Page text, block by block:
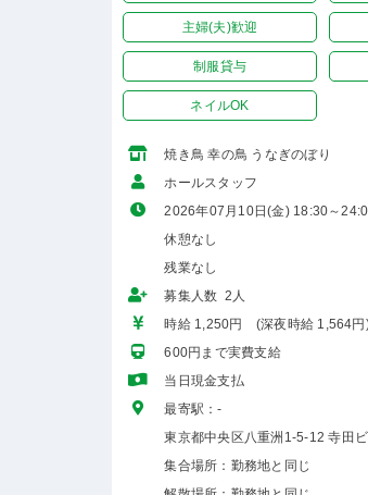
主婦(夫)歓迎
制服貸与
ネイルOK
焼き鳥 幸の鳥 うなぎのぼり
ホールスタッフ
2026年07月10日(金) 18:30～
休憩なし
残業なし
募集人数 2人
時給 1,250円 (深夜時給 1,564円
600円まで実費支給
当日現金支払
最寄駅：-
東京都中央区八重洲1-5-12 寺田
集合場所：勤務地と同じ